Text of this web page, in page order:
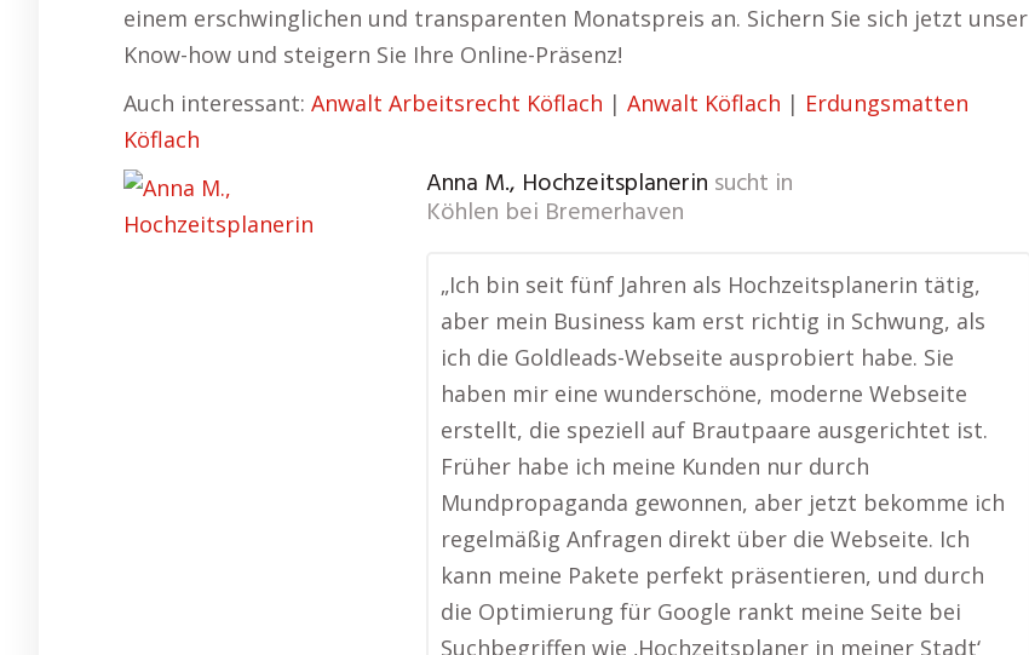
einem erschwinglichen und transparenten Monatspreis an. Sichern Sie sich jetzt unser
Know-how und steigern Sie Ihre Online-Präsenz!
Auch interessant: Anwalt Arbeitsrecht Köflach | Anwalt Köflach | Erdungsmatten
Köflach
Anna M., Hochzeitsplanerin sucht in
Köhlen bei Bremerhaven
„Ich bin seit fünf Jahren als Hochzeitsplanerin tätig,
aber mein Business kam erst richtig in Schwung, als
ich die Goldleads-Webseite ausprobiert habe. Sie
haben mir eine wunderschöne, moderne Webseite
erstellt, die speziell auf Brautpaare ausgerichtet ist.
Früher habe ich meine Kunden nur durch
Mundpropaganda gewonnen, aber jetzt bekomme ich
regelmäßig Anfragen direkt über die Webseite. Ich
kann meine Pakete perfekt präsentieren, und durch
die Optimierung für Google rankt meine Seite bei
Suchbegriffen wie ‚Hochzeitsplaner in meiner Stadt‘